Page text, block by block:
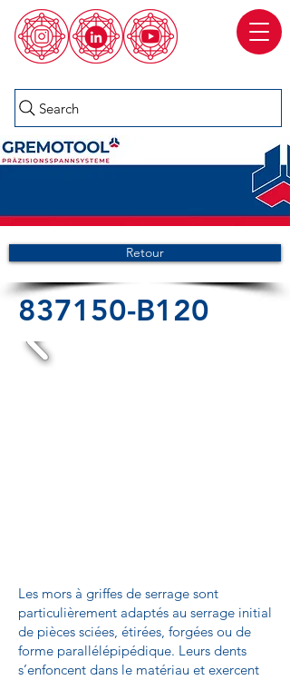
Search
Retour
837150-B120
Les mors à griffes de serrage sont
particulièrement adaptés au serrage initial
de pièces sciées, étirées, forgées ou de
forme parallélépipédique. Leurs dents
s’enfoncent dans le matériau et exercent